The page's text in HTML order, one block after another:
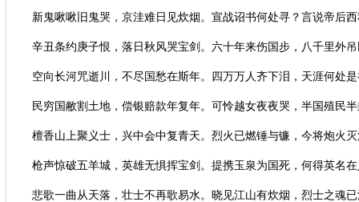
新鬼啾啾旧鬼哭，京洼难日见炊烟。宣战诏书何处寻？言说帝后西
辛丑条约庚子恨，落日秋风哭宝剑。六十年来伤国步，八千里外吊
空向长河咒逝川，不尽国愁在斯年。四万万人齐下泪，天涯何处是
民穷国敝割土地，偿银赔款年复年。可怜越女夜夜哭，半国殖民半
檀香山上聚义士，兴中会中复青天。烈火已燃锤与镰，今将炮火灭
枪声惊破五羊城，英雄无惧挥宝剑。提携玉泉为国死，何得英名在
悲歌一曲从天落，壮士不再歌易水。晓见江山有炊烟，烈士之魂已